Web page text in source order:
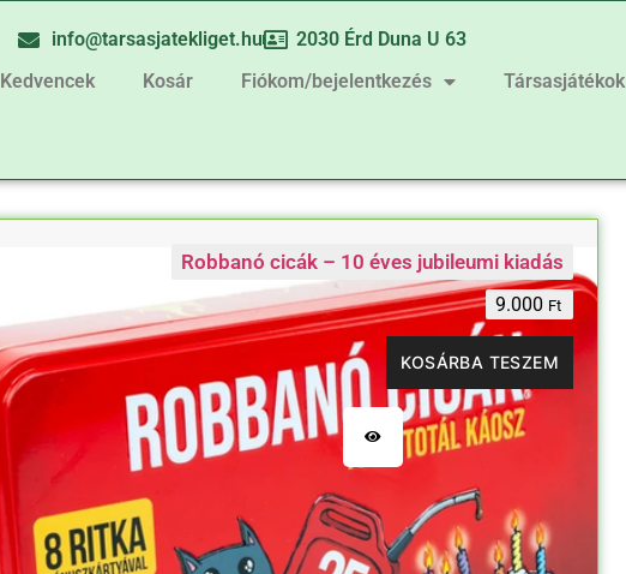
info@tarsasjatekliget.hu
2030 Érd Duna U 63
Kedvencek
Kosár Fiókom/bejelentkezés Társasjátékok
Robbanó cicák – 10 éves jubileumi kiadás
9.000 Ft
KOSÁRBA TESZEM